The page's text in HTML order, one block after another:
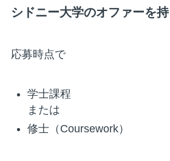
シドニー大学のオファーを
応募時点で
学士課程
または
修士（Coursework）